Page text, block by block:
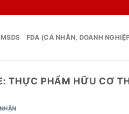
MSDS FDA (CÁ NHÂN, DOANH
THỰC PHẨM HỮU CƠ